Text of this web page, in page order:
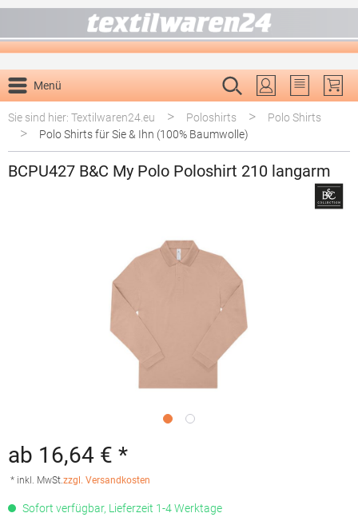
Menü
Du hast 0
Sie sind hier: Textilwaren24.eu
> Poloshirts > Polo Shirts
> Polo Shirts für Sie & Ihn (100% Baumwolle)
BCPU427 B&C My Polo Poloshirt 210 langarm
ab 16,64 € *
* inkl. MwSt.zzgl. Versandkosten
Sofort verfügbar, Lieferzeit 1-4 Werktage